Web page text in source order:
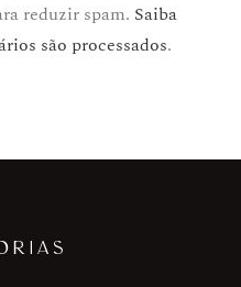
reduzir spam. Saiba
são processados.